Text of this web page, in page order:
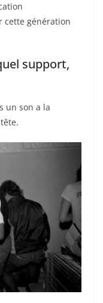
cette génération
support,
un son a la